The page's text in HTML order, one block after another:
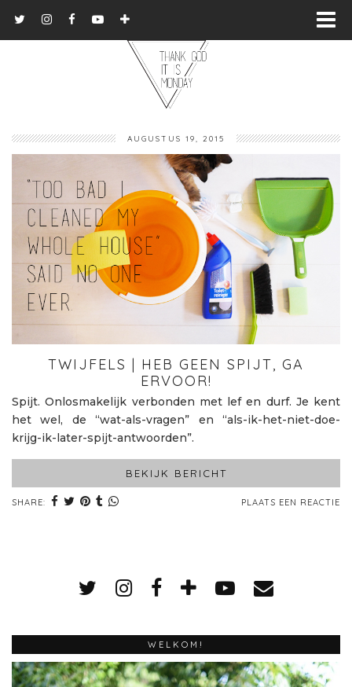
AUGUSTUS 19, 2015
TWIJFELS | HEB GEEN SPIJT, GA
ERVOOR!
Spijt. Onlosmakelijk verbonden met lef en durf. Je kent
het wel, de “wat-als-vragen” en “als-ik-het-niet-doe-
krijg-ik-later-spijt-antwoorden”.
BEKIJK BERICHT
SHARE: PLAATS EEN REACTIE
WELKOM!